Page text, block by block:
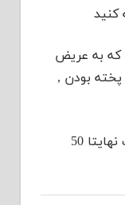
کنید
که به عریض
بودن ,
و اگر خواستید بخارپزش کنید , ظرف نهایتا 50